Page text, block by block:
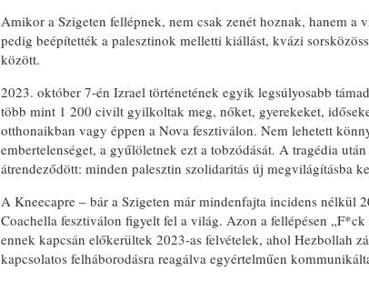
Amikor a Szigeten fellépnek, nem csak zenét hoznak, hanem a
pedig beépítették a palesztinok melletti kiállást, kvázi
között.
2023. október 7-én Izrael történetének egyik legsúlyosabb
több mint 1 200 civilt gyilkoltak meg, nőket, gyerekeket,
otthonaikban vagy éppen a Nova fesztiválon. Nem lehetett
embertelenséget, a gyűlöletnek ezt a tobzódását. A tragédia
átrendeződött: minden palesztin szolidaritás új megvilágításba
A Kneecapre – bár a Szigeten már mindenfajta incidens nélkül
Coachella fesztiválon figyelt fel a világ. Azon a fellépésen
ennek kapcsán előkerültek 2023-as felvételek, ahol Hezbollah
kapcsolatos felháborodásra reagálva egyértelműen